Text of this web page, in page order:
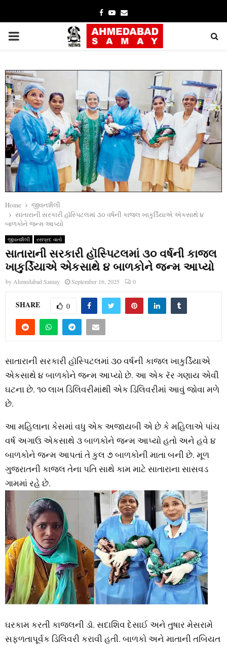
Facebook
YoutubeEmail
PRIMARY
Home
જીવનશૈલી
સાતારાની સરકારી હૉસ્‍પિટલમાં ૩૦ વર્ષની કાજલ ખાકુર્ડિયાએ એકસાથે ૪
બાળકોને જન્‍મ આપ્‍યો
જીવનશૈલી રસપ્રદ વાતો
સાતારાની સરકારી હૉસ્‍પિટલમાં ૩૦ વર્ષની કાજલ
ખાકુર્ડિયાએ એકસાથે ૪ બાળકોને જન્‍મ આપ્‍યો
by Ahmedabad Samay September 16, 2025 0
SHARE 0
સાતારાની સરકારી હૉસ્‍પિટલમાં ૩૦ વર્ષની કાજલ ખાકુર્ડિયાએ
એકસાથે ૪ બાળકોને જન્‍મ આપ્‍યો છે. આ એક રૅર ગણાય એવી
ઘટના છે. ૧૦ લાખ ડિલિવરીમાંથી એક ડિલિવરીમાં આવું જોવા મળે
છે.
આ મહિલાના કેસમાં વધુ એક અજાયબી એ છે કે મહિલાએ પાંચ
વર્ષ અગાઉ એકસાથે ૩ બાળકોને જન્‍મ આપ્‍યો હતો અને હવે ૪
બાળકોને જન્‍મ આપતાં તે કુલ ૭ બાળકોની માતા બની છે. મૂળ
ગુજરાતની કાજલ તેના પતિ સાથે કામ માટે સાતારાના સાસવડ
ગામમાં રહે છે.
ઘરકામ કરતી કાજલની ડૉ. સદાશિવ દેસાઈ અને તુષાર મેસરામે
સફળતાપૂર્વક ડિલિવરી કરાવી હતી. બાળકો અને માતાની તબિયત